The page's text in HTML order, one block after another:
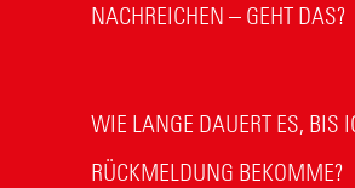
NACHREICHEN – GEHT DAS?
WIE LANGE DAUERT ES, BIS
RÜCKMELDUNG BEKOMME?